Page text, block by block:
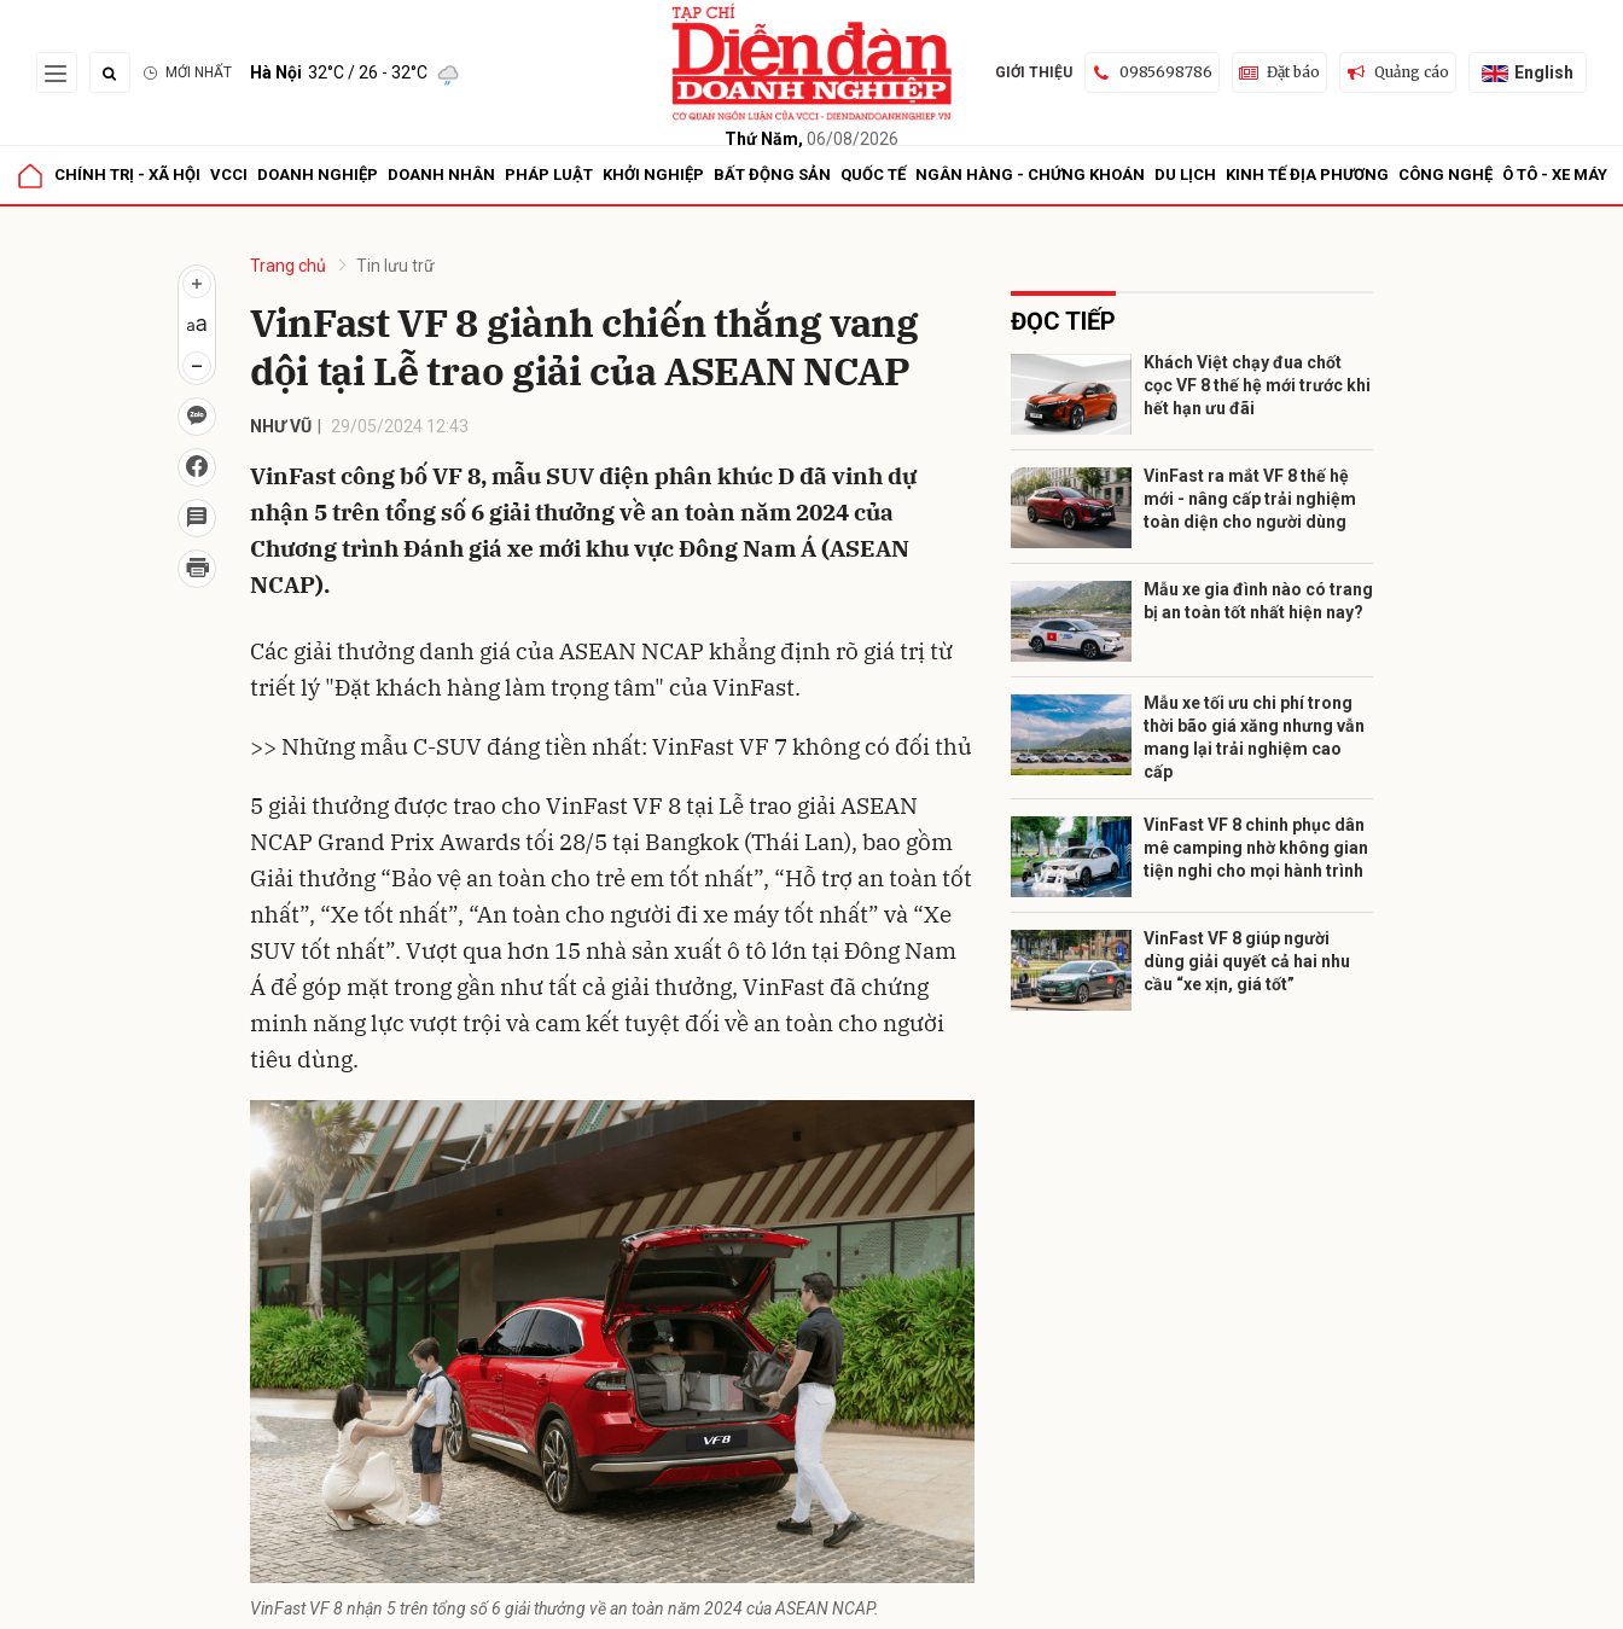
MỚI NHẤT Hà Nội 32°C/ 26 - 32°C
Thứ Năm, 06/08/2026
GIỚI THIỆU 0985698786 Đặt báo Quảng cáo English
CHÍNH TRỊ - XÃ HỘI VCCI DOANH NGHIỆP DOANH NHÂN PHÁP LUẬT KHỞI NGHIỆP BẤT ĐỘNG SẢN QUỐC TẾ NGÂN HÀNG - CHỨNG KHOÁN DU LỊCH KINH TẾ ĐỊA PHƯƠNG CÔNG NGHỆ Ô TÔ - XE MÁY
Trang chủ Tin lưu trữ
VinFast VF 8 giành chiến thắng vang
dội tại Lễ trao giải của ASEAN NCAP
NHƯ VŨ 29/05/2024 12:43
VinFast công bố VF 8, mẫu SUV điện phân khúc D đã vinh dự
nhận 5 trên tổng số 6 giải thưởng về an toàn năm 2024 của
Chương trình Đánh giá xe mới khu vực Đông Nam Á (ASEAN
NCAP).
Các giải thưởng danh giá của ASEAN NCAP khẳng định rõ giá trị từ
triết lý "Đặt khách hàng làm trọng tâm" của VinFast.
>> Những mẫu C-SUV đáng tiền nhất: VinFast VF 7 không có đối thủ
5 giải thưởng được trao cho VinFast VF 8 tại Lễ trao giải ASEAN
NCAP Grand Prix Awards tối 28/5 tại Bangkok (Thái Lan), bao gồm
Giải thưởng “Bảo vệ an toàn cho trẻ em tốt nhất”, “Hỗ trợ an toàn tốt
nhất”, “Xe tốt nhất”, “An toàn cho người đi xe máy tốt nhất” và “Xe
SUV tốt nhất”. Vượt qua hơn 15 nhà sản xuất ô tô lớn tại Đông Nam
Á để góp mặt trong gần như tất cả giải thưởng, VinFast đã chứng
minh năng lực vượt trội và cam kết tuyệt đối về an toàn cho người
tiêu dùng.
VinFast VF 8 nhận 5 trên tổng số 6 giải thưởng về an toàn năm 2024 của ASEAN NCAP.
ĐỌC TIẾP
Khách Việt chạy đua chốt
cọc VF 8 thế hệ mới trước khi
hết hạn ưu đãi
VinFast ra mắt VF 8 thế hệ
mới - nâng cấp trải nghiệm
toàn diện cho người dùng
Mẫu xe gia đình nào có trang
bị an toàn tốt nhất hiện nay?
Mẫu xe tối ưu chi phí trong
thời bão giá xăng nhưng vẫn
mang lại trải nghiệm cao
cấp
VinFast VF 8 chinh phục dân
mê camping nhờ không gian
tiện nghi cho mọi hành trình
VinFast VF 8 giúp người
dùng giải quyết cả hai nhu
cầu “xe xịn, giá tốt”
Gửi